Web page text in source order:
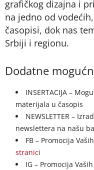
grafičkog dizajna i
na jedno od
časopisi, dok nas
Srbiji i regionu.
Dodatne
INSERTACIJA –
materijala u časopis
NEWSLETTER –
newslettera na našu
FB – Promocija
stranici
IG – Promocija